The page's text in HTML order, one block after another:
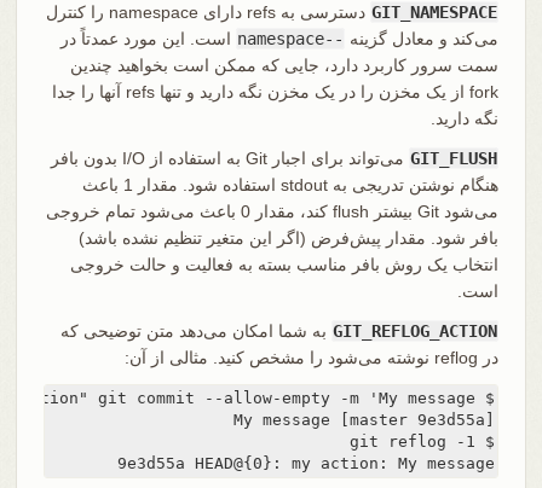
GIT_NAMESPACE
دسترسی به refs دارای namespace را کنترل
می‌کند و معادل گزینه --namespace
است. این مورد عمدتاً در
سمت سرور کاربرد دارد، جایی که ممکن است بخواهید چندین
fork از یک مخزن را در یک مخزن نگه دارید و تنها refs آنها را جدا
نگه دارید.
GIT_FLUSH
می‌تواند برای اجبار Git به استفاده از I/O بدون بافر
هنگام نوشتن تدریجی به stdout استفاده شود. مقدار 1 باعث
می‌شود Git بیشتر flush کند، مقدار 0 باعث می‌شود تمام خروجی
بافر شود. مقدار پیش‌فرض (اگر این متغیر تنظیم نشده باشد)
انتخاب یک روش بافر مناسب بسته به فعالیت و حالت خروجی
است.
GIT_REFLOG_ACTION به شما امکان می‌دهد متن توضیحی که
در reflog نوشته می‌شود را مشخص کنید. مثالی از آن:
[master 9e3d55a] My message
$ git reflog -1
9e3d55a HEAD@{0}: my action: My message